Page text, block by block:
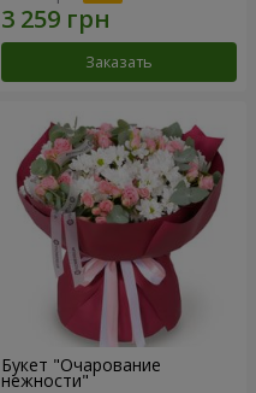
Заказать
Букет "Очарование
нежности"